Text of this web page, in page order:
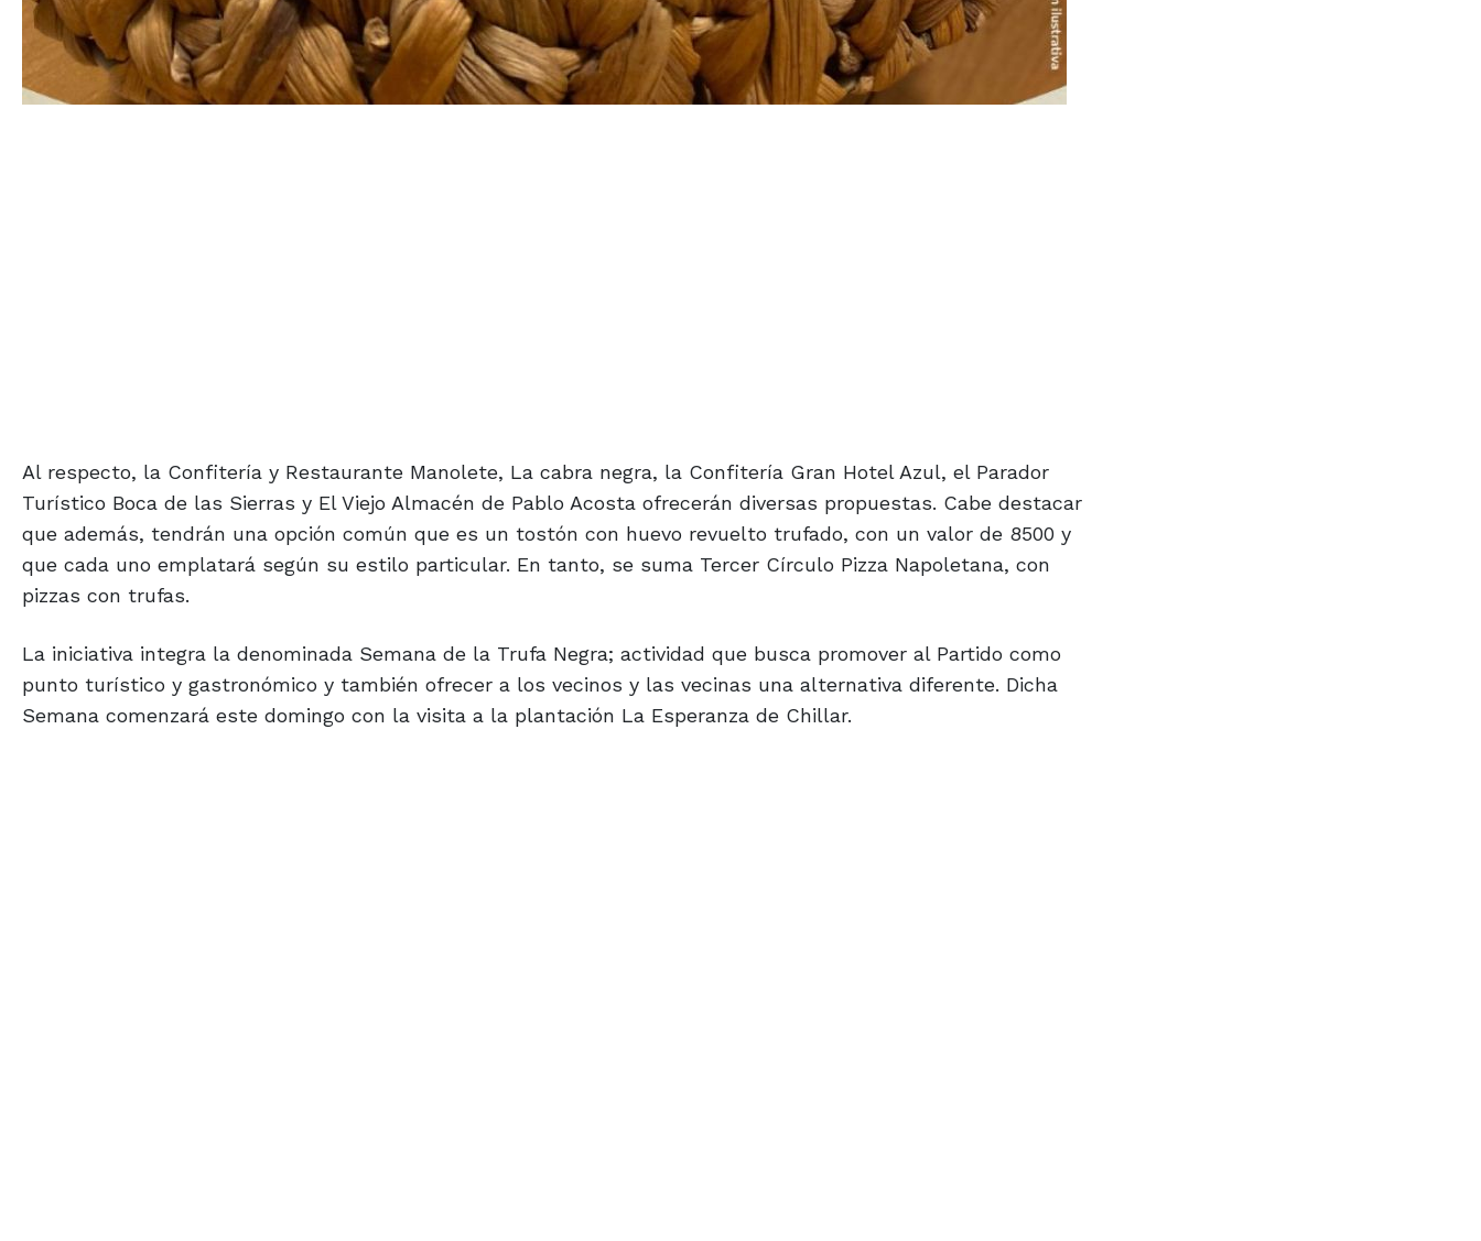
Al respecto, la Confitería y Restaurante Manolete, La cabra negra, la Confitería Gran Hotel Azul, el Parador
Turístico Boca de las Sierras y El Viejo Almacén de Pablo Acosta ofrecerán diversas propuestas. Cabe destacar
que además, tendrán una opción común que es un tostón con huevo revuelto trufado, con un valor de 8500 y
que cada uno emplatará según su estilo particular. En tanto, se suma Tercer Círculo Pizza Napoletana, con
pizzas con trufas.
La iniciativa integra la denominada Semana de la Trufa Negra; actividad que busca promover al Partido como
punto turístico y gastronómico y también ofrecer a los vecinos y las vecinas una alternativa diferente. Dicha
Semana comenzará este domingo con la visita a la plantación La Esperanza de Chillar.